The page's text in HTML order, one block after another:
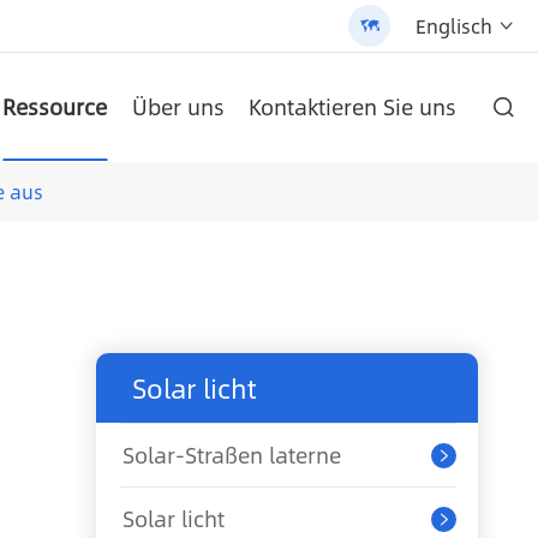
 Englisch 
Ressource Über uns Kontaktieren Sie uns 
aus
Solar licht
Solar-Straßen laterne 
Solar licht 